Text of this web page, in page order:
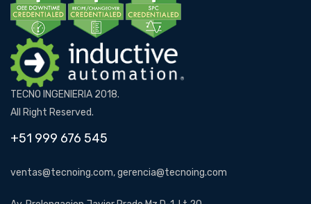
TECNO INGENIERIA 2018.
All Right Reserved.
+51 999 676 545
ventas@tecnoing.com, gerencia@tecnoing.com